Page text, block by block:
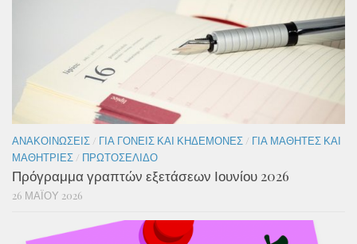
ΑΝΑΚΟΙΝΏΣΕΙΣ / ΓΙΑ ΓΟΝΕΊΣ ΚΑΙ ΚΗΔΕΜΌΝΕΣ / ΓΙΑ ΜΑΘΗΤΈΣ ΚΑΙ
ΜΑΘΉΤΡΙΕΣ / ΠΡΩΤΟΣΈΛΙΔΟ
Πρόγραμμα γραπτών εξετάσεων Ιουνίου 2026
26 ΜΑΪ́ΟΥ 2026